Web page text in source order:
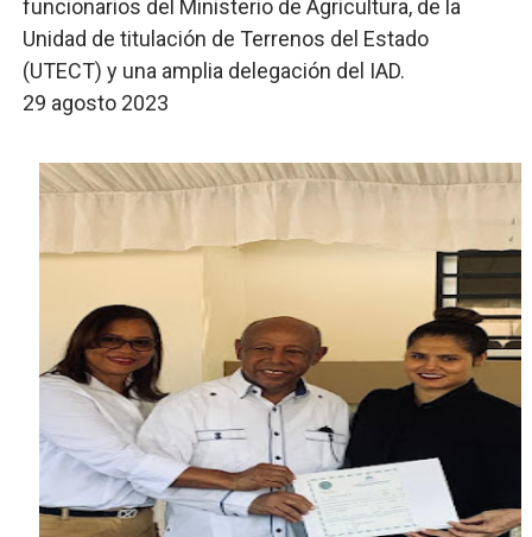
funcionarios del Ministerio de Agricultura, de la
Unidad de titulación de Terrenos del Estado
(UTECT) y una amplia delegación del IAD.
29 agosto 2023